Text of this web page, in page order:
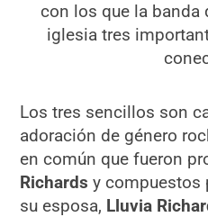
con los que la banda
iglesia tres
Los tres sencillos son
adoración de género
en común que fueron
Richardsy compuestos
su esposa, Lluvia